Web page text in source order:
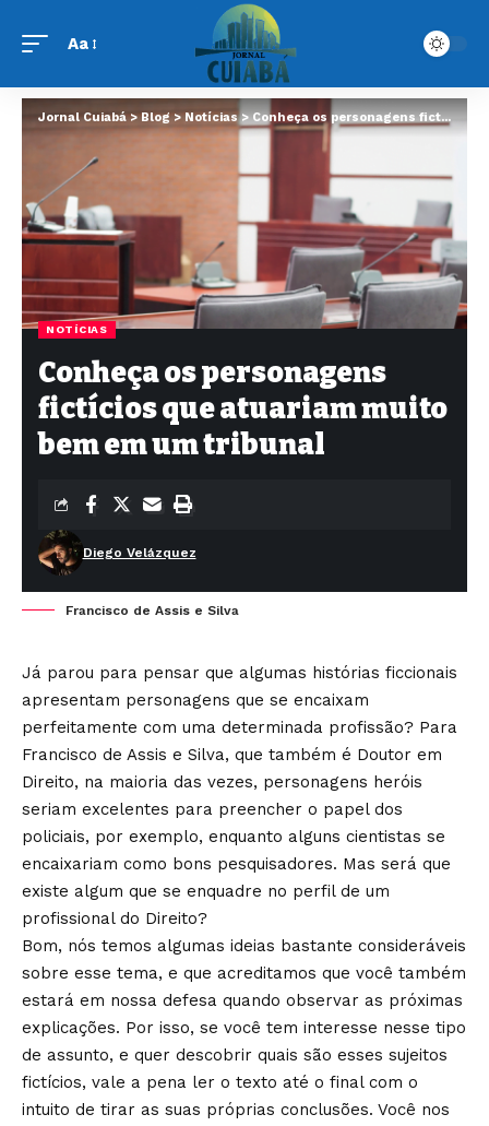
Aa
Jornal Cuiabá>Blog>Notícias>Conheça os personagens fictícios que atuariam muito bem em um tribunal
NOTÍCIAS
Conheça os personagens
fictícios que atuariam muito
bem em um tribunal
Diego Velázquez
Francisco de Assis e Silva
Já parou para pensar que algumas histórias ficcionais
apresentam personagens que se encaixam
perfeitamente com uma determinada profissão? Para
Francisco de Assis e Silva, que também é Doutor em
Direito, na maioria das vezes, personagens heróis
seriam excelentes para preencher o papel dos
policiais, por exemplo, enquanto alguns cientistas se
encaixariam como bons pesquisadores. Mas será que
existe algum que se enquadre no perfil de um
profissional do Direito?
Bom, nós temos algumas ideias bastante consideráveis
sobre esse tema, e que acreditamos que você também
estará em nossa defesa quando observar as próximas
explicações. Por isso, se você tem interesse nesse tipo
de assunto, e quer descobrir quais são esses sujeitos
fictícios, vale a pena ler o texto até o final com o
intuito de tirar as suas próprias conclusões. Você nos